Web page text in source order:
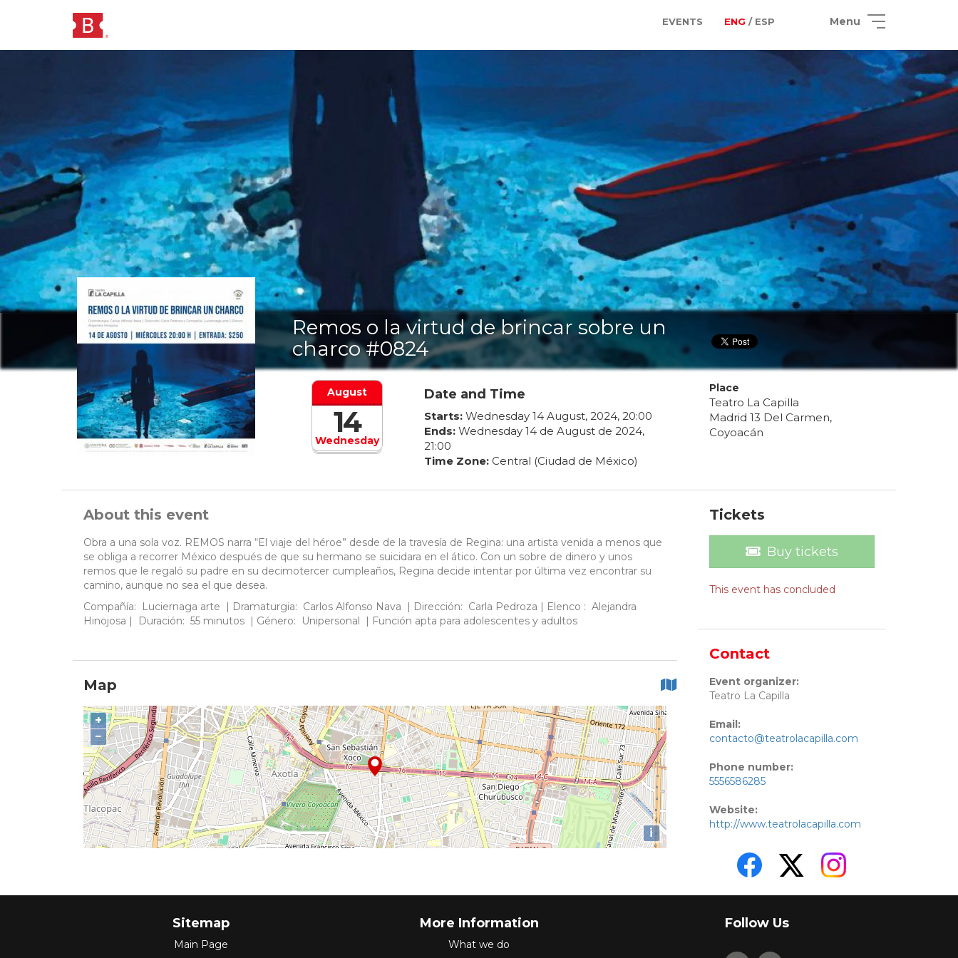
EVENTS ENG / ESP Menu
Remos o la virtud de brincar sobre un
charco #0824
Wednesday
August
14
Date and Time
Starts: Wednesday 14 August, 2024, 20:00
Ends: Wednesday 14de Augustde 2024,
21:00
Time Zone: Central (Ciudad de México)
Place
Teatro La Capilla
Madrid 13 Del Carmen,
Coyoacán
About this event
Obra a una sola voz. REMOS narra “El viaje del héroe” desde de la travesía de Regina: una artista venida a menos que
se obliga a recorrer México después de que su hermano se suicidara en el ático. Con un sobre de dinero y unos
remos que le regaló su padre en su decimotercer cumpleaños, Regina decide intentar por última vez encontrar su
camino, aunque no sea el que desea.
Compañía: Luciernaga arte | Dramaturgia: Carlos Alfonso Nava | Dirección: Carla Pedroza | Elenco : Alejandra
Hinojosa | Duración: 55 minutos | Género: Unipersonal | Función apta para adolescentes y adultos
Map
+
−
i
Tickets
Buy tickets
This event has concluded
Contact
Event organizer:
Teatro La Capilla
Email:
contacto@teatrolacapilla.com
Phone number:
5556586285
Website:
http://www.teatrolacapilla.com
Sitemap
Main Page
More Information
What we do
Follow Us